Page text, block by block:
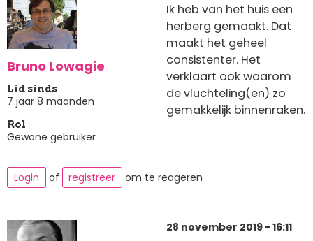
Bruno Lowagie
Lid sinds
7 jaar 8 maanden
Rol
Gewone gebruiker
Ik heb van het huis een
herberg gemaakt. Dat
maakt het geheel
consistenter. Het
verklaart ook waarom
de vluchteling(en) zo
gemakkelijk binnenraken.
Login of registreer om te reageren
28 november 2019 - 16:11